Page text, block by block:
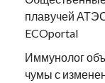
плавучей
ECOportal
Иммунолог
чумы с